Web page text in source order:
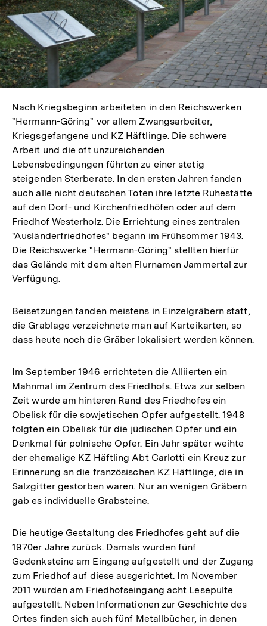
Nach Kriegsbeginn arbeiteten in den Reichswerken
"Hermann-Göring" vor allem Zwangsarbeiter,
Kriegsgefangene und KZ Häftlinge. Die schwere
Arbeit und die oft unzureichenden
Lebensbedingungen führten zu einer stetig
steigenden Sterberate. In den ersten Jahren fanden
auch alle nicht deutschen Toten ihre letzte Ruhestätte
auf den Dorf- und Kirchenfriedhöfen oder auf dem
Friedhof Westerholz. Die Errichtung eines zentralen
"Ausländerfriedhofes" begann im Frühsommer 1943.
Die Reichswerke "Hermann-Göring" stellten hierfür
das Gelände mit dem alten Flurnamen Jammertal zur
Verfügung.
Beisetzungen fanden meistens in Einzelgräbern statt,
die Grablage verzeichnete man auf Karteikarten, so
dass heute noch die Gräber lokalisiert werden können.
Im September 1946 errichteten die Alliierten ein
Mahnmal im Zentrum des Friedhofs. Etwa zur selben
Zeit wurde am hinteren Rand des Friedhofes ein
Obelisk für die sowjetischen Opfer aufgestellt. 1948
folgten ein Obelisk für die jüdischen Opfer und ein
Denkmal für polnische Opfer. Ein Jahr später weihte
der ehemalige KZ Häftling Abt Carlotti ein Kreuz zur
Erinnerung an die französischen KZ Häftlinge, die in
Salzgitter gestorben waren. Nur an wenigen Gräbern
gab es individuelle Grabsteine.
Die heutige Gestaltung des Friedhofes geht auf die
1970er Jahre zurück. Damals wurden fünf
Gedenksteine am Eingang aufgestellt und der Zugang
zum Friedhof auf diese ausgerichtet. Im November
2011 wurden am Friedhofseingang acht Lesepulte
aufgestellt. Neben Informationen zur Geschichte des
Ortes finden sich auch fünf Metallbücher, in denen